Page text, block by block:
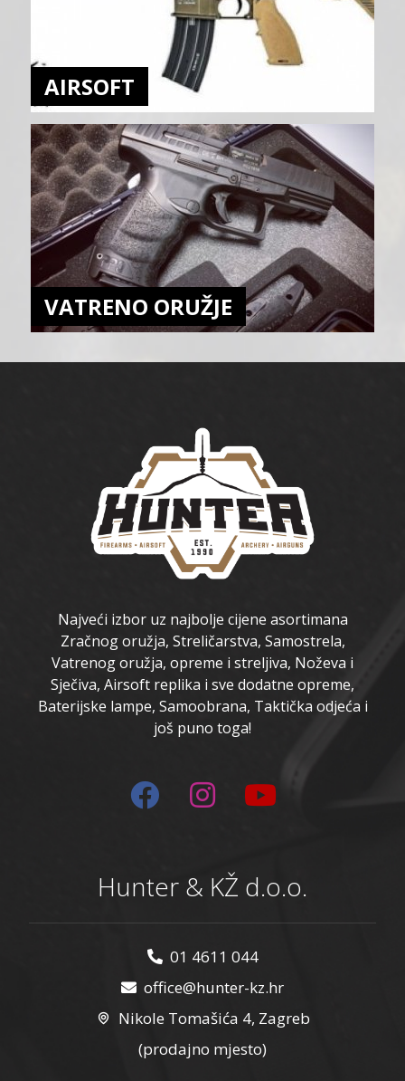
AIRSOFT
VATRENO ORUŽJE
Najveći izbor uz najbolje cijene asortimana
Zračnog oružja, Streličarstva, Samostrela,
Vatrenog oružja, opreme i streljiva, Noževa i
Sječiva, Airsoft replika i sve dodatne opreme,
Baterijske lampe, Samoobrana, Taktička odjeća i
još puno toga!
Hunter & KŽ d.o.o.
01 4611 044
office@hunter-kz.hr
Nikole Tomašića 4, Zagreb
(prodajno mjesto)